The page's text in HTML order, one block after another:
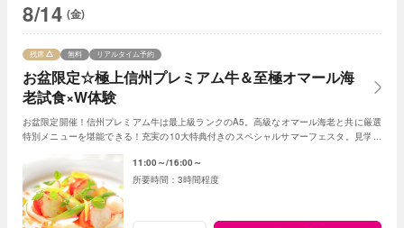
8/14 (金)
お盆限定☆極上信州プレミアム牛＆至極オマール海
老試食×W体験
残席 無料 リアルタイム予約
お盆限定開催！信州プレミアム牛は最上級ランクのA5。高級なオマール海老と共に厳選
特別メニューを堪能できる！充実の10大特典付きのスペシャルサマーフェスタ。見学＆
11:00～ 16:00～
3時間程度